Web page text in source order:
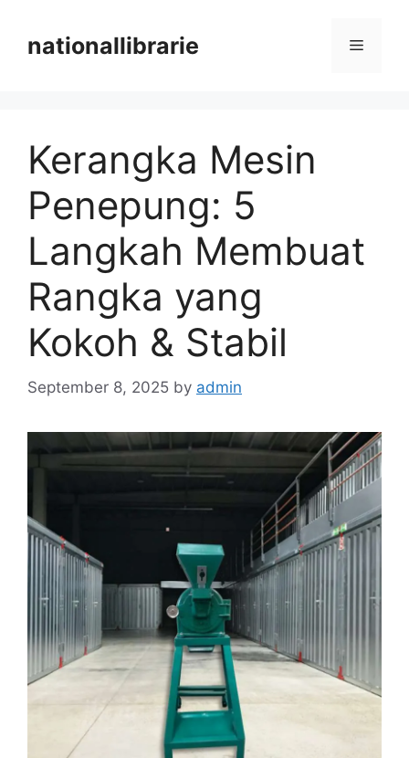
contentnationallibrarie Menu
Kerangka Mesin
Penepung: 5
Langkah Membuat
Rangka yang
Kokoh & Stabil
September 8, 2025 by admin